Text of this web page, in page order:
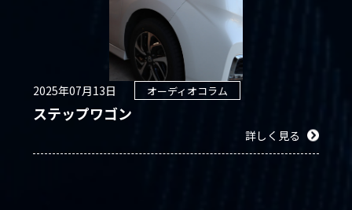
2025年07月13日 オーディオコラム
ステップワゴン
詳しく見る